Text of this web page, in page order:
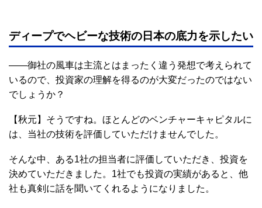
ディープでヘビーな技術の日本の底力を示したい
――御社の風車は主流とはまったく違う発想で考えられて
いるので、投資家の理解を得るのが大変だったのではない
でしょうか？
【秋元】そうですね。ほとんどのベンチャーキャピタルに
は、当社の技術を評価していただけませんでした。
そんな中、ある1社の担当者に評価していただき、投資を
決めていただきました。1社でも投資の実績があると、他
社も真剣に話を聞いてくれるようになりました。